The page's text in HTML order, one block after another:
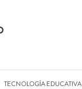
TECNOLOGÍA EDUCATIVA